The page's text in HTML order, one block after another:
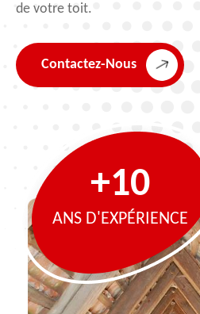
de votre toit.
Contactez-Nous
+10
ANS D'EXPÉRIENCE